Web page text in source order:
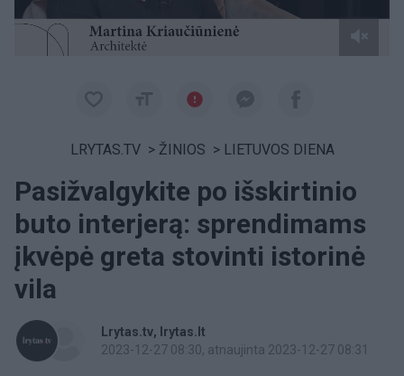
LRYTAS.TV > ŽINIOS > LIETUVOS DIENA
Pasižvalgykite po išskirtinio
buto interjerą: sprendimams
įkvėpė greta stovinti istorinė
vila
Lrytas.tv
lrytas.lt
2023-12-27 08:30, atnaujinta 2023-12-27 08:31